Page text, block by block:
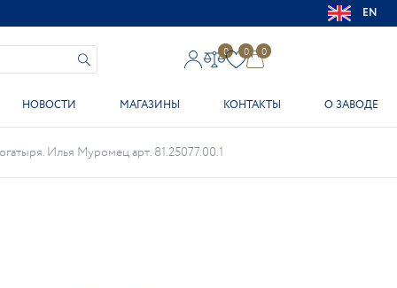
EN
0 0 0
НОВОСТИ МАГАЗИНЫ КОНТАКТЫ О ЗАВОДЕ
Илья Муромец арт. 81.25077.00.1